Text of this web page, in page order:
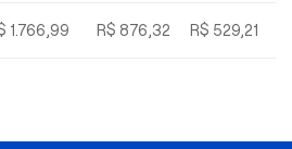
1.766,99 R$ 876,32 R$ 529,21